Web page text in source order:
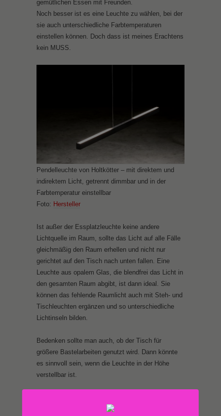
gemütlichen Essen mit Freunden.
Noch besser ist es eine Leuchte zu wählen, bei der
sie auch unterschiedliche Farbtemperaturen
einstellen können. Doch dass ist meines Erachtens
kein MUSS.
Pendelleuchte von Holtkötter – mit direktem und
indirektem Licht, getrennt dimmbar und in der
Farbtemperatur einstellbar
Foto: Hersteller
Ist außer der Essplatzleuchte keine andere
Lichtquelle im Raum, sollte das Licht auf alle Fälle
gleichmäßig den Raum erhellen und nicht nur
gerichtet auf den Tisch nach unten fallen. Eine
Leuchte aus opalem Glas, die blendfrei das Licht in
den gesamten Raum abgibt, ist dann ideal. Sie
können das fehlende Raumlicht auch mit Steh- und
Tischleuchten ergänzen und so unterschiedliche
Lichtinseln bilden.
Bedenken sollte man auch, ob der Tisch für
größere Bastelarbeiten genutzt wird. Dann könnte
es sinnvoll sein, wenn die Leuchte in der Höhe
verstellbar ist.